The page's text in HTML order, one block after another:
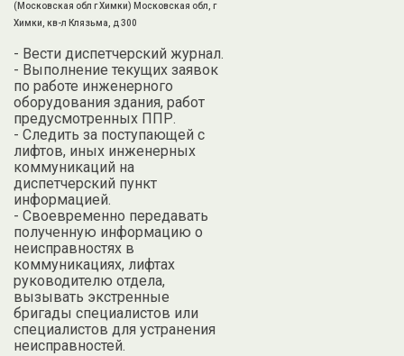
(Московская обл г Химки) Московская обл, г
Химки, кв-л Клязьма, д 300
- Вести диспетчерский журнал.
- Выполнение текущих заявок
по работе инженерного
оборудования здания, работ
предусмотренных ППР.
- Следить за поступающей с
лифтов, иных инженерных
коммуникаций на
диспетчерский пункт
информацией.
- Своевременно передавать
полученную информацию о
неисправностях в
коммуникациях, лифтах
руководителю отдела,
вызывать экстренные
бригады специалистов или
специалистов для устранения
неисправностей.